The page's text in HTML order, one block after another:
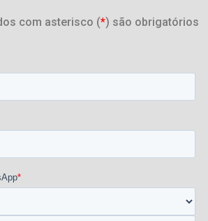
com asterisco (*) são obrigatórios